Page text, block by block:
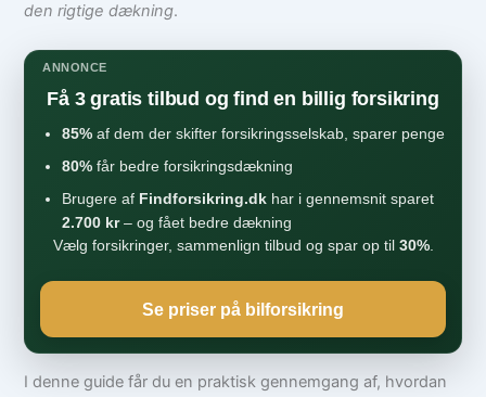
den rigtige dækning.
ANNONCE
Få 3 gratis tilbud og find en billig forsikring
85% af dem der skifter forsikringsselskab, sparer penge
80% får bedre forsikringsdækning
Brugere af Findforsikring.dk har i gennemsnit sparet
2.700 kr– og fået bedre dækning
Vælg forsikringer, sammenlign tilbud og spar op til 30%.
Se priser på bilforsikring
I denne guide får du en praktisk gennemgang af, hvordan